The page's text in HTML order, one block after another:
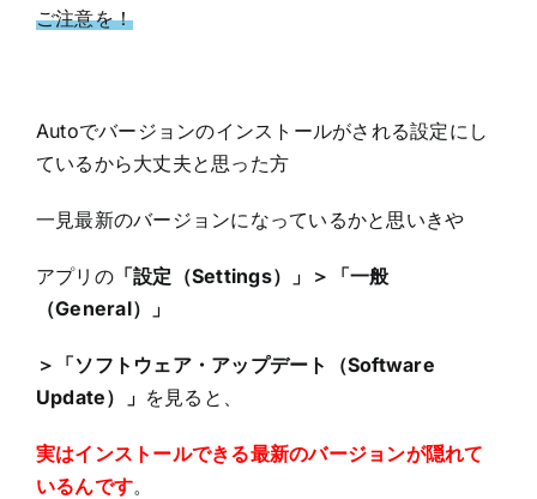
ご注意を！
Autoでバージョンのインストールがされる設定にし
ているから大丈夫と思った方
一見最新のバージョンになっているかと思いきや
アプリの「設定（Settings）」＞「一般
（General）」
＞「ソフトウェア・アップデート（Software
Update）」 を見ると、
実はインストールできる最新のバージョンが隠れて
いるんです。